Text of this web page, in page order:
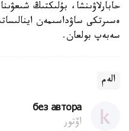
حابارلاۋىنشا، بۇلىكتىڭ
ەسىرتكى ساۋداسىمەن
سەبەپ بولعان.
الەم
без автора
اۆتور